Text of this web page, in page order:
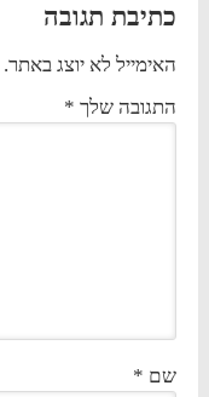
כתיבת תגובה
האימייל לא יוצג באתר.
התגובה שלך *
שם *